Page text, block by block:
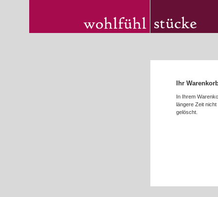
Ihr
In Ihrem
längere Zeit
gelöscht.